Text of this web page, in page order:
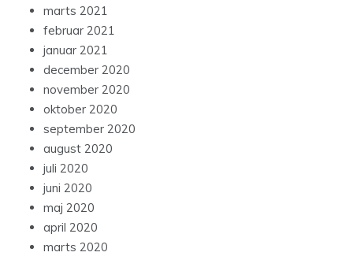
marts 2021
februar 2021
januar 2021
december 2020
november 2020
oktober 2020
september 2020
august 2020
juli 2020
juni 2020
maj 2020
april 2020
marts 2020